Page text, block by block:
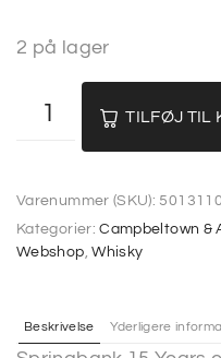
2 på lager
TILFØJ TIL
Varenummer (SKU):
Kategorier:Campbeltown &
Webshop ,Whisky
Beskrivelse Yderligere